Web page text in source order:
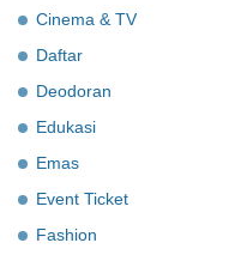
Cinema & TV
Daftar
Deodoran
Edukasi
Emas
Event Ticket
Fashion